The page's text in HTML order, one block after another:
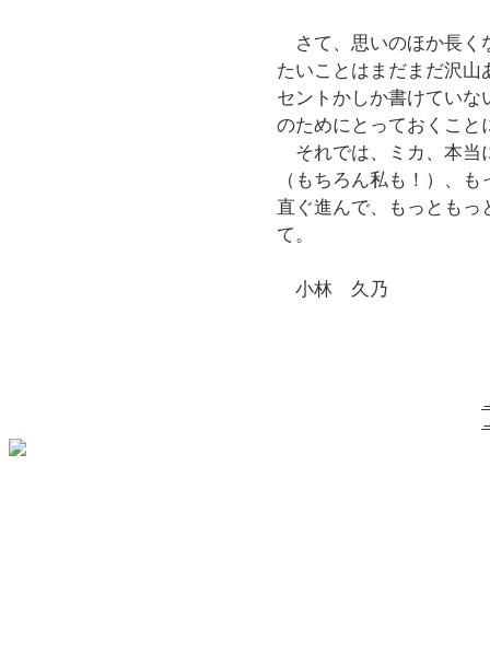
さて、思いのほか長く
たいことはまだまだ沢
セントかしか書けてい
のためにとっておくこと
それでは、ミカ、本当
（もちろん私も！）、
直ぐ進んで、もっとも
て。
小林 久乃